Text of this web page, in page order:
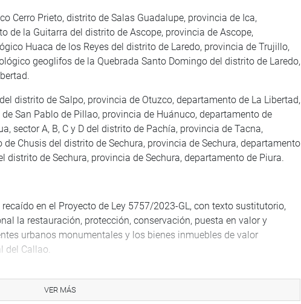
Cerro Prieto, distrito de Salas Guadalupe, provincia de Ica,
de la Guitarra del distrito de Ascope, provincia de Ascope,
Huaca de los Reyes del distrito de Laredo, provincia de Trujillo,
geoglifos de la Quebrada Santo Domingo del distrito de Laredo,
distrito de Salpo, provincia de Otuzco, departamento de La Libertad,
San Pablo de Pillao, provincia de Huánuco, departamento de
sector A, B, C y D del distrito de Pachía, provincia de Tacna,
Chusis del distrito de Sechura, provincia de Sechura, departamento
distrito de Sechura, provincia de Sechura, departamento de Piura.
en el Proyecto de Ley 5757/2023-GL, con texto sustitutorio,
la restauración, protección, conservación, puesta en valor y
urbanos monumentales y los bienes inmuebles de valor
del Callao.
con el Gobierno Regional del Callao, así como con los
VER MÁS